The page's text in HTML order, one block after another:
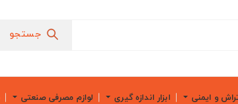
جستجو
تراش و ایمنی ابزار اندازه گیری لوازم مصرفی صنعتی